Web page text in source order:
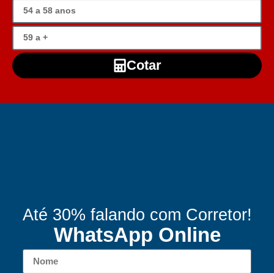
Cotar
Até 30% falando com Corretor!
WhatsApp Online